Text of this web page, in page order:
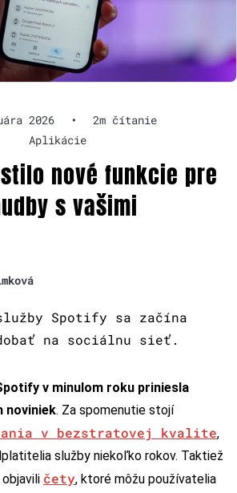
2026 •
2m čítanie
Aplikácie
nové funkcie pre
s vašimi
Spotify sa začína
na sociálnu sieť.
v minulom roku priniesla
noviniek. Za spomenutie stojí
v bezstratovej kvalite,
služby niekoľko rokov. Taktiež
čety, ktoré môžu používatelia